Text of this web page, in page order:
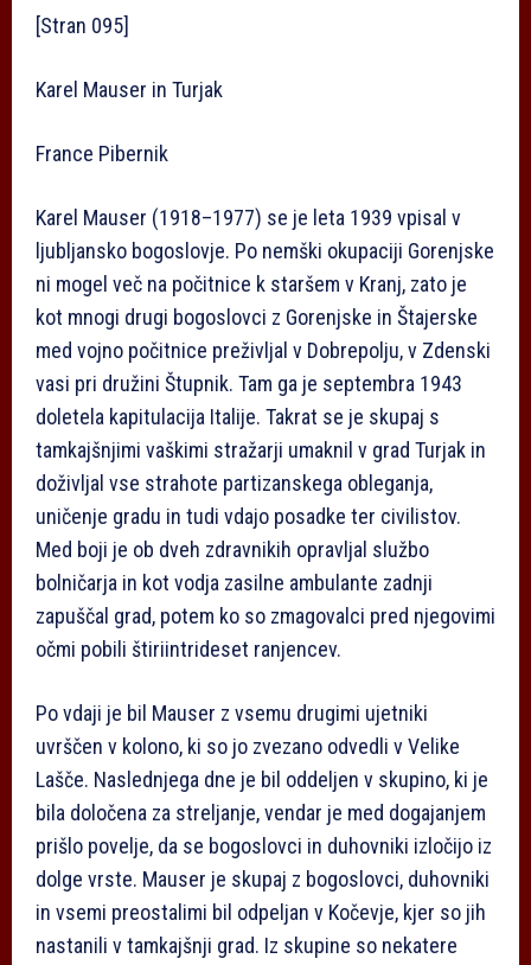
[Stran 095]
Karel Mauser in Turjak
France Pibernik
Karel Mauser (1918–1977) se je leta 1939 vpisal v
ljubljansko bogoslovje. Po nemški okupaciji Gorenjske
ni mogel več na počitnice k staršem v Kranj, zato je
kot mnogi drugi bogoslovci z Gorenjske in Štajerske
med vojno počitnice preživljal v Dobrepolju, v Zdenski
vasi pri družini Štupnik. Tam ga je septembra 1943
doletela kapitulacija Italije. Takrat se je skupaj s
tamkajšnjimi vaškimi stražarji umaknil v grad Turjak in
doživljal vse strahote partizanskega obleganja,
uničenje gradu in tudi vdajo posadke ter civilistov.
Med boji je ob dveh zdravnikih opravljal službo
bolničarja in kot vodja zasilne ambulante zadnji
zapuščal grad, potem ko so zmagovalci pred njegovimi
očmi pobili štiriintrideset ranjencev.
Po vdaji je bil Mauser z vsemu drugimi ujetniki
uvrščen v kolono, ki so jo zvezano odvedli v Velike
Lašče. Naslednjega dne je bil oddeljen v skupino, ki je
bila določena za streljanje, vendar je med dogajanjem
prišlo povelje, da se bogoslovci in duhovniki izločijo iz
dolge vrste. Mauser je skupaj z bogoslovci, duhovniki
in vsemi preostalimi bil odpeljan v Kočevje, kjer so jih
nastanili v tamkajšnji grad. Iz skupine so nekatere